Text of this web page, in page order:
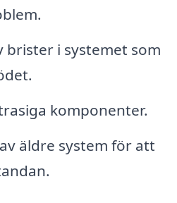
i systemet som
komponenter.
äldre system för att